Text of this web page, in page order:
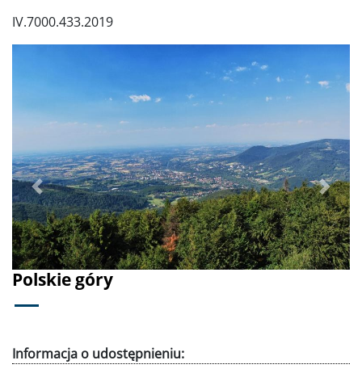
IV.7000.433.2019
Polskie góry
Poprzednie Dalej
Informacja o udostępnieniu: